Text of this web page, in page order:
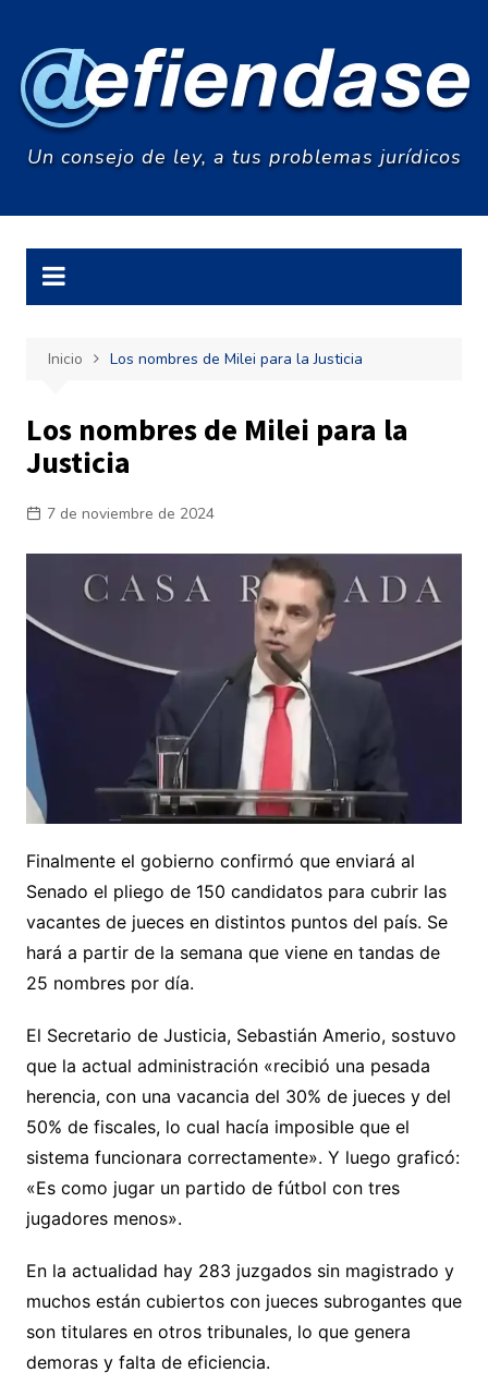
contenido
Un consejo de ley, a tus problemas jurídicos
Inicio Los nombres de Milei para la Justicia
Los nombres de Milei para la
Justicia
7 de noviembre de 2024
Finalmente el gobierno confirmó que enviará al
Senado el pliego de 150 candidatos para cubrir las
vacantes de jueces en distintos puntos del país. Se
hará a partir de la semana que viene en tandas de
25 nombres por día.
El Secretario de Justicia, Sebastián Amerio, sostuvo
que la actual administración «recibió una pesada
herencia, con una vacancia del 30% de jueces y del
50% de fiscales, lo cual hacía imposible que el
sistema funcionara correctamente». Y luego graficó:
«Es como jugar un partido de fútbol con tres
jugadores menos».
En la actualidad hay 283 juzgados sin magistrado y
muchos están cubiertos con jueces subrogantes que
son titulares en otros tribunales, lo que genera
demoras y falta de eficiencia.